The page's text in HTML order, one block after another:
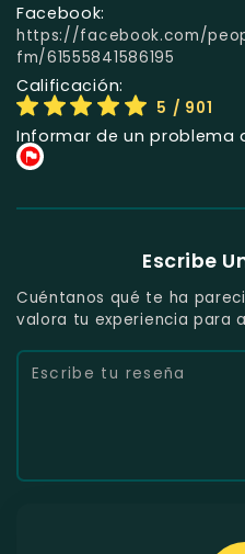
Facebook:
https://facebook.com/
fm/61555841586195
Calificación:
5 / 901
Informar de un problema
Escribe
Cuéntanos qué te ha
valora tu experiencia para